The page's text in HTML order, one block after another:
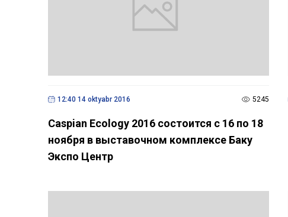
12:40 14 oktyabr 2016 5245
Caspian Ecology 2016 состоится c 16 по 18
ноября в выставочном комплексе Баку
Экспо Центр